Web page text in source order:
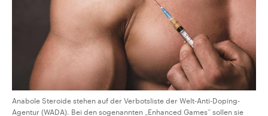
Anabole Steroide stehen auf der Verbotsliste der Welt-Anti-Doping-
Agentur (WADA). Bei den sogenannten „Enhanced Games“ sollen sie